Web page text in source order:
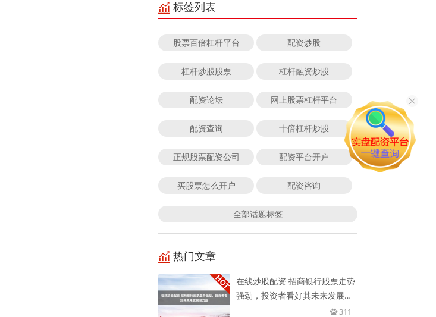
标签列表
股票百倍杠杆平台 配资炒股
杠杆炒股股票 杠杆融资炒股
配资论坛 网上股票杠杆平台
配资查询 十倍杠杆炒股
正规股票配资公司 配资平台开户
买股票怎么开户 配资咨询
全部话题标签
热门文章
在线炒股配资 招商银行股票走势
强劲，投资者看好其未来发展潜
311